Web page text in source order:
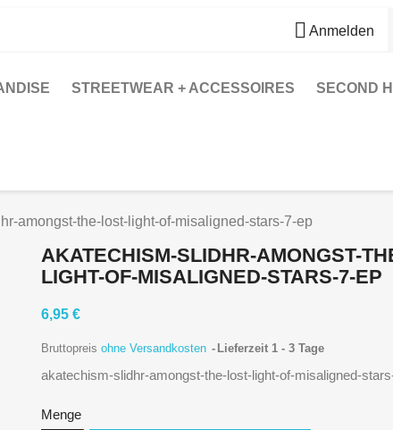
 Anmelden
STREETWEAR + ACCESSOIRES SECOND
amongst-the-lost-light-of-misaligned-stars-7-ep
AKATECHISM-SLIDHR-AMONGST-
LIGHT-OF-MISALIGNED-STARS-7-EP
6,95 €
Bruttopreis ohne Versandkosten Lieferzeit 1 - 3 Tage
akatechism-slidhr-amongst-the-lost-light-of-misaligned-
Menge